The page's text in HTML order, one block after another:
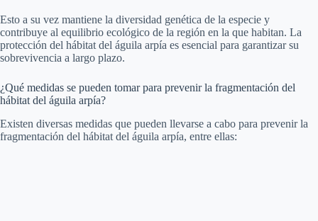
Esto a su vez mantiene la diversidad genética de la especie y
contribuye al equilibrio ecológico de la región en la que habitan. La
protección del hábitat del águila arpía es esencial para garantizar su
sobrevivencia a largo plazo.
¿Qué medidas se pueden tomar para prevenir la fragmentación del
hábitat del águila arpía?
Existen diversas medidas que pueden llevarse a cabo para prevenir la
fragmentación del hábitat del águila arpía, entre ellas: